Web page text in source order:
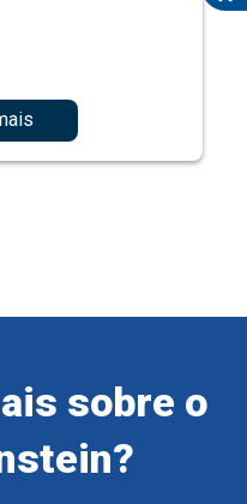
sobre o